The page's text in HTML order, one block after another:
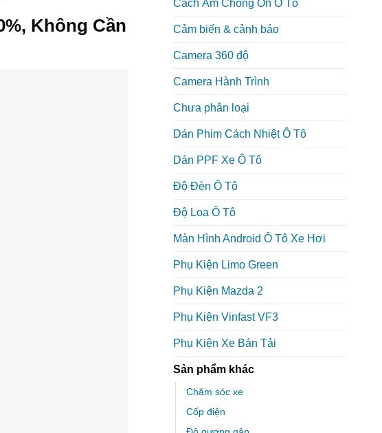
Không Cần
Cách Âm Chống Ồn Ô Tô
Cảm biến & cảnh báo
Camera 360 độ
Camera Hành Trình
Chưa phân loại
Dán Phim Cách Nhiệt Ô Tô
Dán PPF Xe Ô Tô
Độ Đèn Ô Tô
Độ Loa Ô Tô
Màn Hình Android Ô Tô Xe Hơi
Phụ Kiện Limo Green
Phụ Kiện Mazda 2
Phụ Kiện Vinfast VF3
Phụ Kiện Xe Bán Tải
Sản phẩm khác
Chăm sóc xe
Cốp điện